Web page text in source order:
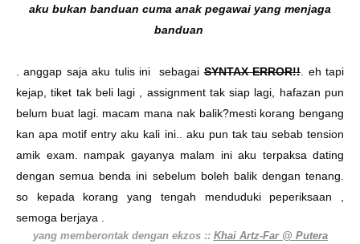
aku bukan banduan cuma anak pegawai yang menjaga
banduan
. anggap saja aku tulis ini sebagaiSYNTAX ERROR!!. eh tapi
kejap, tiket tak beli lagi , assignment tak siap lagi, hafazan pun
belum buat lagi. macam mana nak balik?mesti korang bengang
kan apa motif entry aku kali ini.. aku pun tak tau sebab tension
amik exam. nampak gayanya malam ini aku terpaksa dating
dengan semua benda ini sebelum boleh balik dengan tenang.
so kepada korang yang tengah menduduki peperiksaan ,
semoga berjaya .
yang memberontak dengan ekzos :: Khai Artz-Far @ Putera